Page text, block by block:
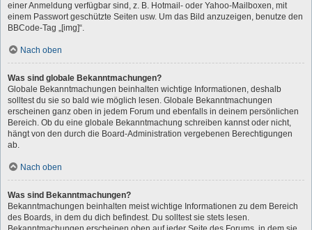
einer Anmeldung verfügbar sind, z. B. Hotmail- oder Yahoo-Mailboxen, mit
einem Passwort geschützte Seiten usw. Um das Bild anzuzeigen, benutze den
BBCode-Tag „[img]“.
Nach oben
Was sind globale Bekanntmachungen?
Globale Bekanntmachungen beinhalten wichtige Informationen, deshalb
solltest du sie so bald wie möglich lesen. Globale Bekanntmachungen
erscheinen ganz oben in jedem Forum und ebenfalls in deinem persönlichen
Bereich. Ob du eine globale Bekanntmachung schreiben kannst oder nicht,
hängt von den durch die Board-Administration vergebenen Berechtigungen
ab.
Nach oben
Was sind Bekanntmachungen?
Bekanntmachungen beinhalten meist wichtige Informationen zu dem Bereich
des Boards, in dem du dich befindest. Du solltest sie stets lesen.